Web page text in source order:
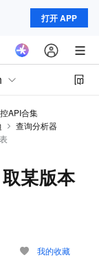
打开 APP
API合集
查询分析器
某版本
我的收藏